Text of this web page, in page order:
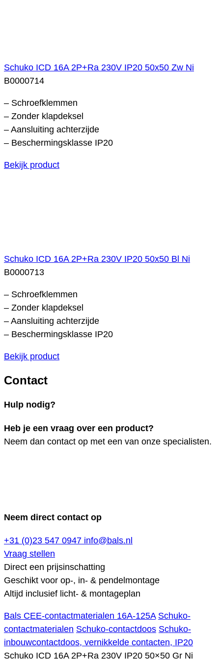
Schuko ICD 16A 2P+Ra 230V IP20 50x50 Zw Ni
B0000714
– Schroefklemmen
– Zonder klapdeksel
– Aansluiting achterzijde
– Beschermingsklasse IP20
Bekijk product
Schuko ICD 16A 2P+Ra 230V IP20 50x50 Bl Ni
B0000713
– Schroefklemmen
– Zonder klapdeksel
– Aansluiting achterzijde
– Beschermingsklasse IP20
Bekijk product
Contact
Hulp nodig?
Heb je een vraag over een product?
Neem dan contact op met een van onze specialisten.
Neem direct contact op
+31 (0)23 547 0947 info@bals.nl
Vraag stellen
Direct een prijsinschatting
Geschikt voor op-, in- & pendelmontage
Altijd inclusief licht- & montageplan
Bals CEE-contactmaterialen 16A-125A Schuko-
contactmaterialen Schuko-contactdoos Schuko-
inbouwcontactdoos, vernikkelde contacten, IP20
Schuko ICD 16A 2P+Ra 230V IP20 50×50 Gr Ni